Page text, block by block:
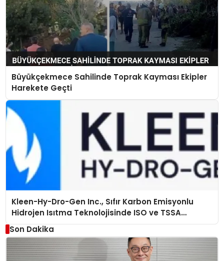
Büyükçekmece Sahilinde Toprak Kayması Ekipler
Harekete Geçti
Kleen-Hy-Dro-Gen Inc., Sıfır Karbon Emisyonlu
Hidrojen Isıtma Teknolojisinde ISO ve TSSA
Düzenleyici Onaylarını Aldı
Son Dakika